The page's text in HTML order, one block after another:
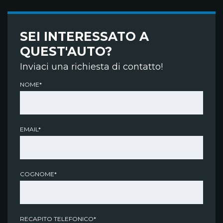
SEI INTERESSATO A
QUEST'AUTO?
Inviaci una richiesta di contatto!
NOME*
EMAIL*
COGNOME*
RECAPITO TELEFONICO*